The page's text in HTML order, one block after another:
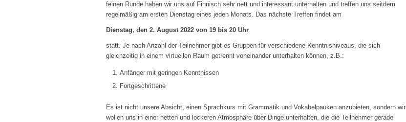
feinen Runde haben wir uns auf Finnisch sehr nett und interessant unterhalten und treffen uns seitdem
regelmäßig am ersten Dienstag eines jeden Monats. Das nächste Treffen findet am
Dienstag, den 2. August 2022 von 19 bis 20 Uhr
statt. Je nach Anzahl der Teilnehmer gibt es Gruppen für verschiedene Kenntnisniveaus, die sich
gleichzeitig in einem virtuellen Raum getrennt voneinander unterhalten können, z.B.:
Anfänger mit geringen Kenntnissen
Fortgeschrittene
Es ist nicht unsere Absicht, einen Sprachkurs mit Grammatik und Vokabelpauken anzubieten, sondern wir
wollen uns in einer netten und lockeren Atmosphäre über Dinge unterhalten, die die Teilnehmer gerade